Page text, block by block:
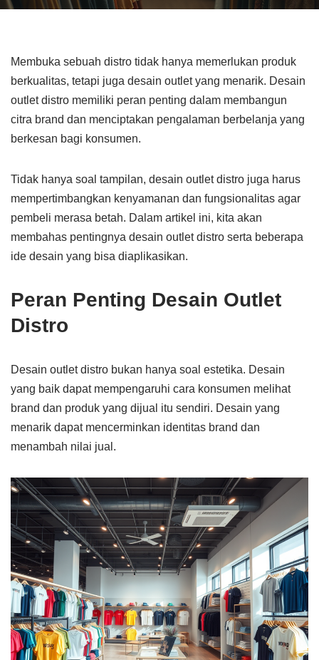
Membuka sebuah distro tidak hanya memerlukan produk
berkualitas, tetapi juga desain outlet yang menarik. Desain
outlet distro memiliki peran penting dalam membangun
citra brand dan menciptakan pengalaman berbelanja yang
berkesan bagi konsumen.
Tidak hanya soal tampilan, desain outlet distro juga harus
mempertimbangkan kenyamanan dan fungsionalitas agar
pembeli merasa betah. Dalam artikel ini, kita akan
membahas pentingnya desain outlet distro serta beberapa
ide desain yang bisa diaplikasikan.
Peran Penting Desain Outlet
Distro
Desain outlet distro bukan hanya soal estetika. Desain
yang baik dapat mempengaruhi cara konsumen melihat
brand dan produk yang dijual itu sendiri. Desain yang
menarik dapat mencerminkan identitas brand dan
menambah nilai jual.